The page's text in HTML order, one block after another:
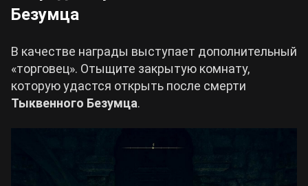
Безумца
В качестве награды выступает дополнительный
«торговец». Отыщите закрытую комнату,
которую удастся открыть после смерти
Тыквенного Безумца.